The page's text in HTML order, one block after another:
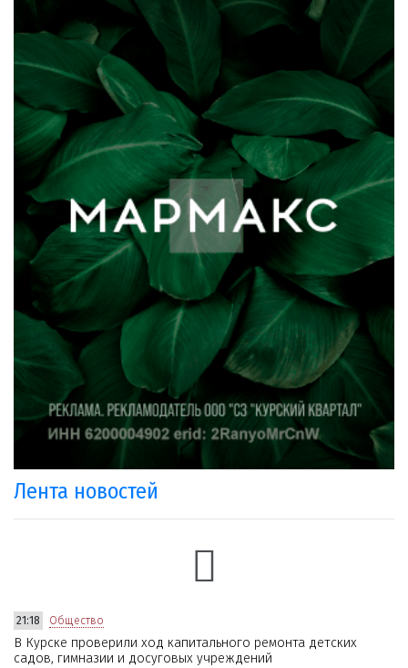
Лента новостей
21:18 Общество
В Курске проверили ход капитального ремонта детских
садов, гимназии и досуговых учреждений